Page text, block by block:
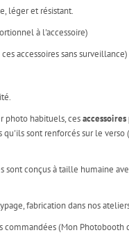
léger et résistant.
à l'accessoire)
accessoires sans surveillance)
photo habituels, ces
sont renforcés sur le
sont conçus à taille humaine
fabrication dans nos
commandées (Mon